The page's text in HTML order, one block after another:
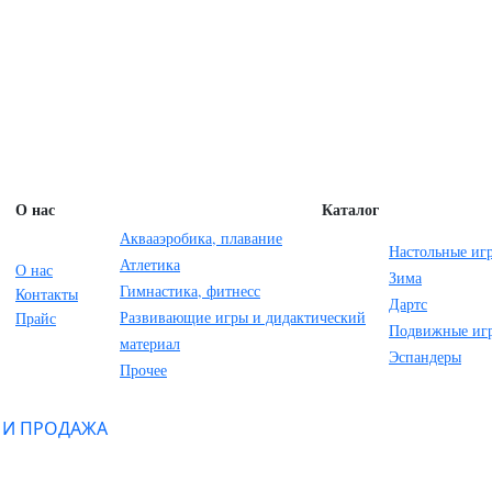
+ 6 колец, 1 корзинка + 2 мяча, клин - 3 шт.
+ 2 мячика (сетка), опахало для мангала, уличный
О нас Каталог
О нас
Контакты
Прайс
Аквааэробика, плавание
Атлетика
Гимнастика, фитнесс
Развивающие игры и дидактический
материал
Прочее
Настольные
Зима
Дартс
Подвижные
Эспандеры